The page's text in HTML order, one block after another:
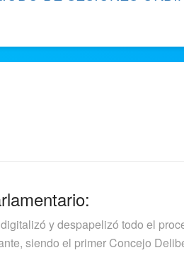
y despapelizó todo el
siendo el primer Concejo